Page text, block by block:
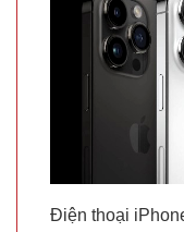
Điện thoại